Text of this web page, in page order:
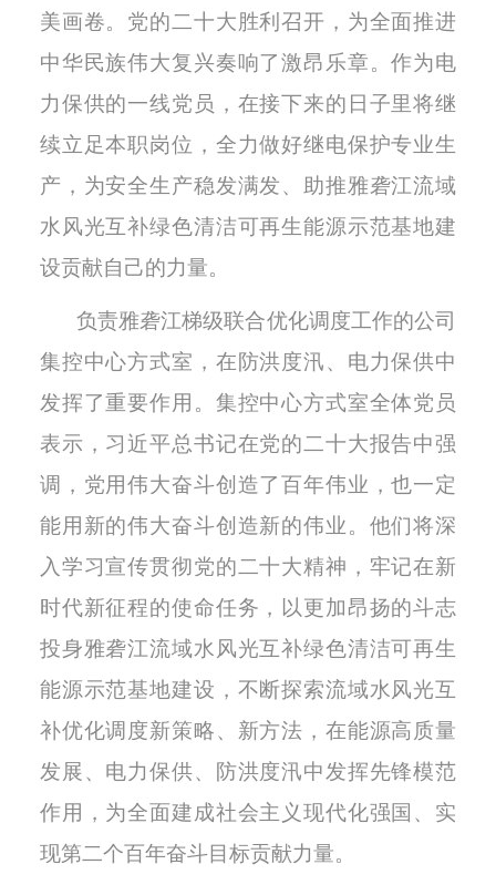
美画卷。党的二十大胜利召开，为全面推进
中华民族伟大复兴奏响了激昂乐章。作为电
力保供的一线党员，在接下来的日子里将继
续立足本职岗位，全力做好继电保护专业生
产，为安全生产稳发满发、助推雅砻江流域
水风光互补绿色清洁可再生能源示范基地建
设贡献自己的力量。
负责雅砻江梯级联合优化调度工作的公司
集控中心方式室，在防洪度汛、电力保供中
发挥了重要作用。集控中心方式室全体党员
表示，习近平总书记在党的二十大报告中强
调，党用伟大奋斗创造了百年伟业，也一定
能用新的伟大奋斗创造新的伟业。他们将深
入学习宣传贯彻党的二十大精神，牢记在新
时代新征程的使命任务，以更加昂扬的斗志
投身雅砻江流域水风光互补绿色清洁可再生
能源示范基地建设，不断探索流域水风光互
补优化调度新策略、新方法，在能源高质量
发展、电力保供、防洪度汛中发挥先锋模范
作用，为全面建成社会主义现代化强国、实
现第二个百年奋斗目标贡献力量。